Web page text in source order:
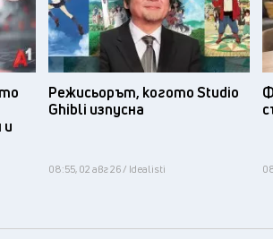
и
Режисьорът, когото Studio
Ghibli изпусна
08:55, 02 авг 26 / Idealisti